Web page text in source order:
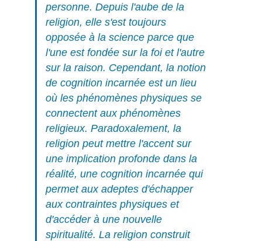
personne. Depuis l'aube de la
religion, elle s'est toujours
opposée à la science parce que
l'une est fondée sur la foi et l'autre
sur la raison. Cependant, la notion
de cognition incarnée est un lieu
où les phénomènes physiques se
connectent aux phénomènes
religieux. Paradoxalement, la
religion peut mettre l'accent sur
une implication profonde dans la
réalité, une cognition incarnée qui
permet aux adeptes d'échapper
aux contraintes physiques et
d'accéder à une nouvelle
spiritualité. La religion construit